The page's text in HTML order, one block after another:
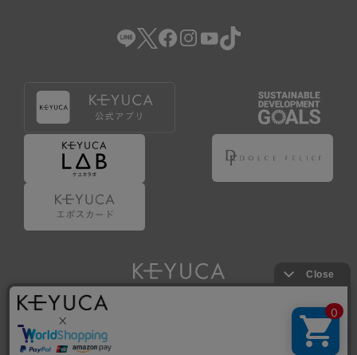
（5） その他、本規約または個別規定に違反した場合。
4.会員登録が取り消された場合においても、当該会員は、
弊社とのお取引等により既に発生した支払義務等の取引上
の義務および本規約上の義務の履行責任を免れないものと
します。
5.仮登録とは、ケユカが提供するアプリ等でサービスを利
用するための簡易的な会員登録（以下「仮登録」といいま
6.仮登録をすることで、第9条のポイント付与を受けるこ
とができます。
7.仮登録状態はポイントの利用は行えず、第3条1項の通り
に登録完了することでポイント利用が行えるようになりま
す。
Copyright © KAWAJUN Co., Ltd. All Rights Reserved.